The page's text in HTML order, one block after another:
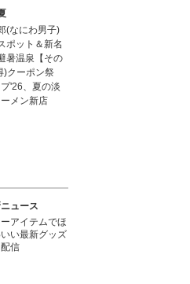
(なにわ男子)
ポット＆新名
暑温泉【その
)クーポン祭
'26、夏の淡
メン新店
ュース
アイテムでほ
い最新グッズ
信